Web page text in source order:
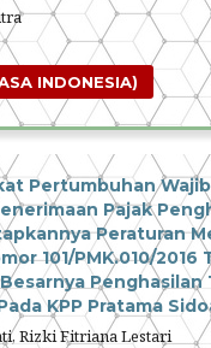
INDONESIA)
Pertumbuhan
Pajak
Peraturan
101/PMK.010/2016
Penghasilan
KPP Pratama
Rizki Fitriana Lestari